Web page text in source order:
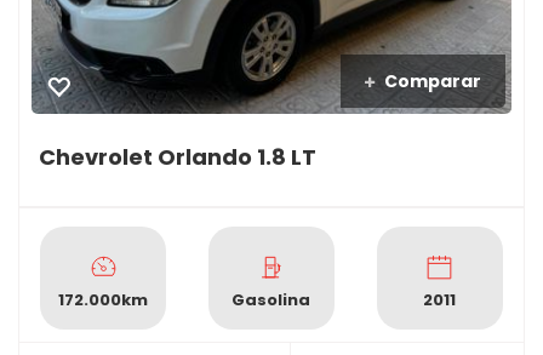
Comparar
Chevrolet Orlando 1.8 LT
172.000km Gasolina 2011